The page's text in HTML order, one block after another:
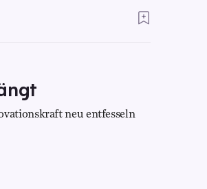
neu entfesseln